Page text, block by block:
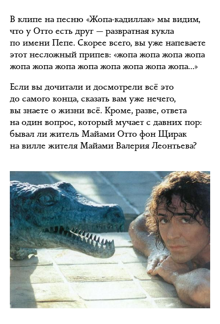
В клипе на песню «Жопа-кадиллак» мы видим,
что у Отто есть друг — развратная кукла
по имени Пепе. Скорее всего, вы уже напеваете
этот несложный припев: «жопа жопа жопа жопа
жопа жопа жопа жопа жопа жопа жопа жопа…»
Если вы дочитали и досмотрели всё это
до самого конца, сказать вам уже нечего,
вы знаете о жизни всё. Кроме, разве, ответа
на один вопрос, который мучает с давних пор:
бывал ли житель Майами Отто фон Щирак
на вилле жителя Майами Валерия Леонтьева?